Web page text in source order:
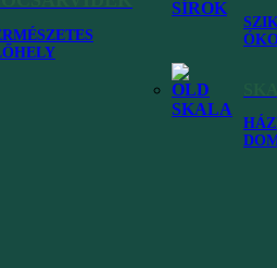
strandjaként is ismert